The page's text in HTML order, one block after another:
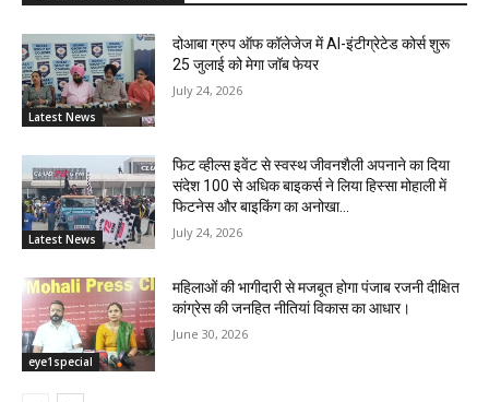
Latest News
दोआबा ग्रुप ऑफ कॉलेजेज में AI-इंटीग्रेटेड कोर्स शुरू
25 जुलाई को मेगा जॉब फेयर
July 24, 2026
Latest News
फिट व्हील्स इवेंट से स्वस्थ जीवनशैली अपनाने का दिया
संदेश 100 से अधिक बाइकर्स ने लिया हिस्सा मोहाली में
फिटनेस और बाइकिंग का अनोखा...
July 24, 2026
eye1special
महिलाओं की भागीदारी से मजबूत होगा पंजाब रजनी दीक्षित
कांग्रेस की जनहित नीतियां विकास का आधार।
June 30, 2026